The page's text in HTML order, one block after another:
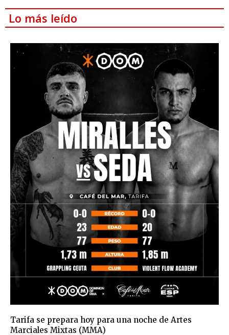
Lo más leído
Tarifa se prepara hoy para una noche de Artes
Marciales Mixtas (MMA)